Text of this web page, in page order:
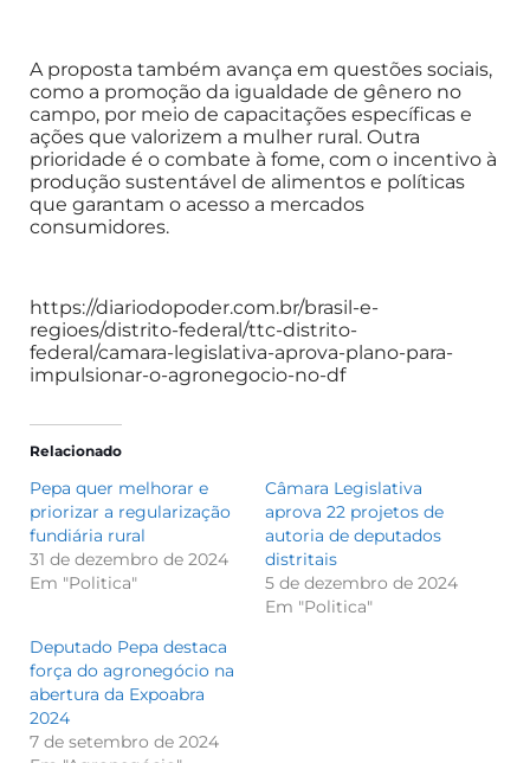
A proposta também avança em questões sociais,
como a promoção da igualdade de gênero no
campo, por meio de capacitações específicas e
ações que valorizem a mulher rural. Outra
prioridade é o combate à fome, com o incentivo à
produção sustentável de alimentos e políticas
que garantam o acesso a mercados
consumidores.
https://diariodopoder.com.br/brasil-e-
regioes/distrito-federal/ttc-distrito-
federal/camara-legislativa-aprova-plano-para-
impulsionar-o-agronegocio-no-df
Relacionado
Pepa quer melhorar e
priorizar a regularização
fundiária rural
31 de dezembro de 2024
Em "Politica"
Câmara Legislativa
aprova 22 projetos de
autoria de deputados
distritais
5 de dezembro de 2024
Em "Politica"
Deputado Pepa destaca
força do agronegócio na
abertura da Expoabra
2024
7 de setembro de 2024